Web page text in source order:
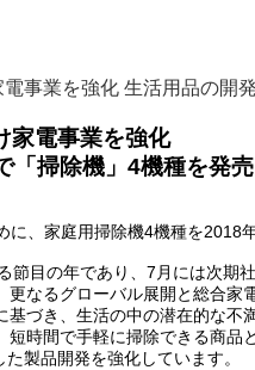
事業を強化 生活用品の開
家電事業を強化
「掃除機」4機種を発売
、家庭用掃除機4機種を2018
節目の年であり、7月には次
なるグローバル展開と総合家
づき、生活の中の潜在的な
時間で手軽に掃除できる商
製品開発を強化しています。